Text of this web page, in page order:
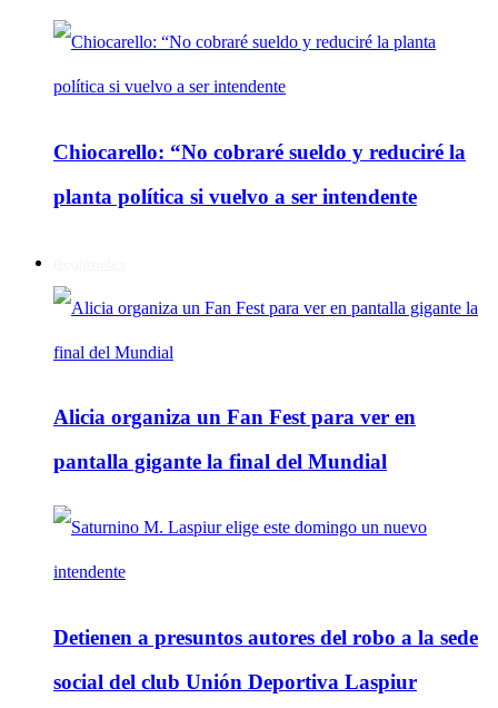
Chiocarello: “No cobraré sueldo y reduciré la
planta política si vuelvo a ser intendente
Alicia organiza un Fan Fest para ver en
pantalla gigante la final del Mundial
Detienen a presuntos autores del robo a la sede
social del club Unión Deportiva Laspiur